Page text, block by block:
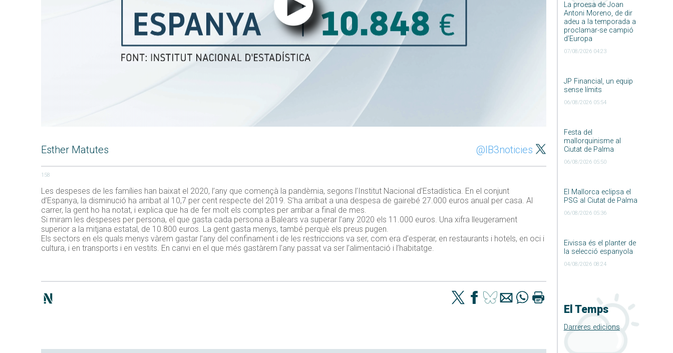
La proesa de Joan
Antoni Moreno, de dir
adeu a la temporada a
proclamar-se campió
d’Europa
07/08/2026 04:23
JP Financial, un equip
sense límits
06/08/2026 05:54
Festa del
mallorquinisme al
Ciutat de Palma
06/08/2026 05:50
El Mallorca eclipsa el
PSG al Ciutat de Palma
06/08/2026 05:36
Eivissa és el planter de
la selecció espanyola
04/08/2026 08:24
El Temps
Darreres edicions
Esther Matutes @IB3noticies
158
Les despeses de les famílies han baixat el 2020, l’any que començà la pandèmia, segons l’Institut Nacional d’Estadística. En el conjunt
d’Espanya, la disminució ha arribat al 10,7 per cent respecte del 2019. S’ha arribat a una despesa de gairebé 27.000 euros anual per casa. Al
carrer, la gent ho ha notat, i explica que ha de fer molt els comptes per arribar a final de mes.
Si miram les despeses per persona, el que gasta cada persona a Balears va superar l’any 2020 els 11.000 euros. Una xifra lleugerament
superior a la mitjana estatal, de 10.800 euros. La gent gasta menys, també perquè els preus pugen.
Els sectors en els quals menys vàrem gastar l’any del confinament i de les restriccions va ser, com era d’esperar, en restaurants i hotels, en oci i
cultura, i en transports i en vestits. En canvi en el que més gastàrem l’any passat va ser l’alimentació i l’habitatge.